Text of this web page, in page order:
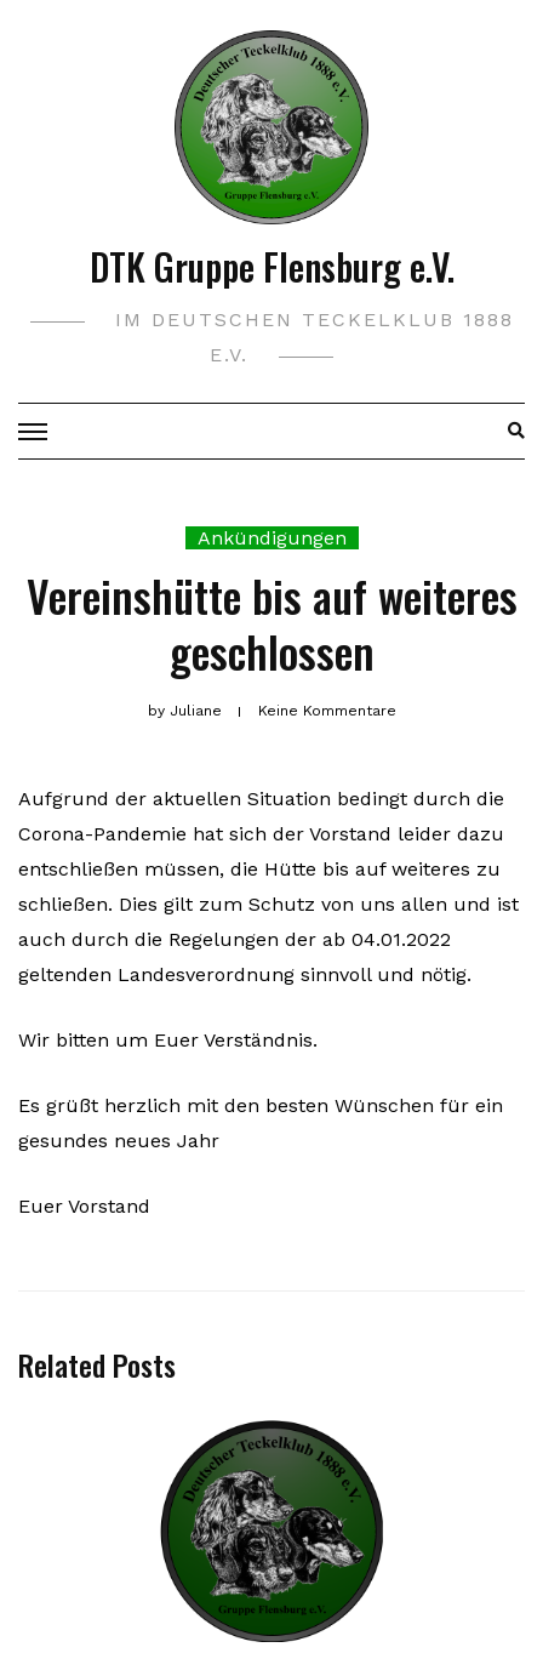
DTK Gruppe Flensburg e.V.
IM DEUTSCHEN TECKELKLUB 1888
E.V.
Ankündigungen
Vereinshütte bis auf weiteres
geschlossen
byJuliane Keine Kommentare
Aufgrund der aktuellen Situation bedingt durch die
Corona-Pandemie hat sich der Vorstand leider dazu
entschließen müssen, die Hütte bis auf weiteres zu
schließen. Dies gilt zum Schutz von uns allen und ist
auch durch die Regelungen der ab 04.01.2022
geltenden Landesverordnung sinnvoll und nötig.
Wir bitten um Euer Verständnis.
Es grüßt herzlich mit den besten Wünschen für ein
gesundes neues Jahr
Euer Vorstand
Related Posts